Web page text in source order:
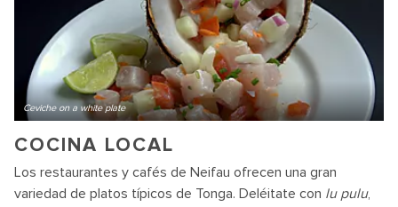
Ceviche on a white plate
COCINA LOCAL
Los restaurantes y cafés de Neifau ofrecen una gran
variedad de platos típicos de Tonga. Deléitate con lu pulu,